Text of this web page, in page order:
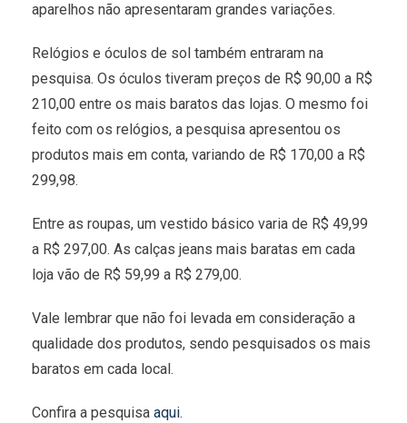
aparelhos não apresentaram grandes variações.
Relógios e óculos de sol também entraram na
pesquisa. Os óculos tiveram preços de R$ 90,00 a R$
210,00 entre os mais baratos das lojas. O mesmo foi
feito com os relógios, a pesquisa apresentou os
produtos mais em conta, variando de R$ 170,00 a R$
299,98.
Entre as roupas, um vestido básico varia de R$ 49,99
a R$ 297,00. As calças jeans mais baratas em cada
loja vão de R$ 59,99 a R$ 279,00.
Vale lembrar que não foi levada em consideração a
qualidade dos produtos, sendo pesquisados os mais
baratos em cada local.
Confira a pesquisa aqui.